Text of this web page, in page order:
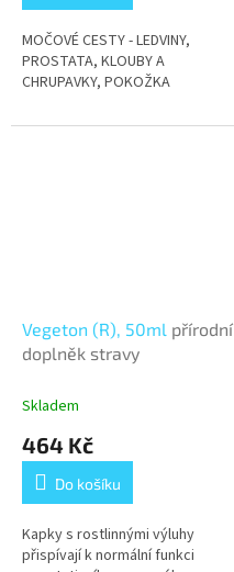
MOČOVÉ CESTY - LEDVINY,
PROSTATA, KLOUBY A
CHRUPAVKY, POKOŽKA
Vegeton (R), 50ml přírodní
doplněk stravy
Skladem
464 Kč
Do košíku
Kapky s rostlinnými výluhy
přispívají k normální funkci